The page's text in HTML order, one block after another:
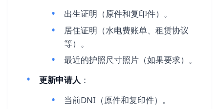
出生证明（原件和复印件）。
居住证明（水电费账单、租赁协议
等）。
最近的护照尺寸照片（如果要求）。
更新申请人 ：
当前DNI（原件和复印件）。